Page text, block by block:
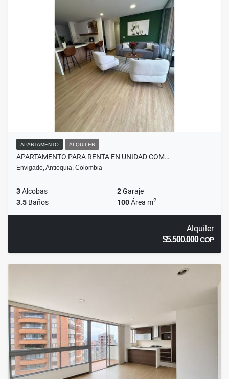
APARTAMENTO ALQUILER
APARTAMENTO PARA RENTA EN UNIDAD COM…
Envigado, Antioquia, Colombia
3Alcobas 2Garaje
3.5 Baños 100Área m2
Alquiler
$5.500.000COP